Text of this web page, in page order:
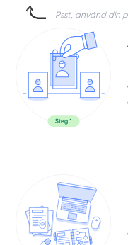
Psst, använd din